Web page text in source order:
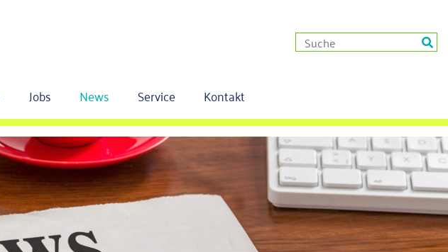
Jobs News Service Kontakt